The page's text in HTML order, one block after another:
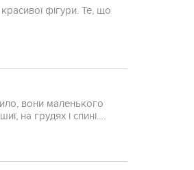
фігури. Те, що
вони маленького
на грудях і спині.